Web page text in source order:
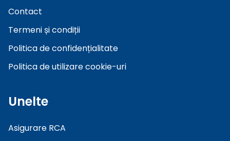
Contact
Termeni și condiții
Politica de confidențialitate
Politica de utilizare cookie-uri
Unelte
Asigurare RCA